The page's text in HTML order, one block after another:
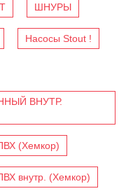
ШНУРЫ
Насосы Stout !
ВНУТР.
(Хемкор)
внутр. (Хемкор)